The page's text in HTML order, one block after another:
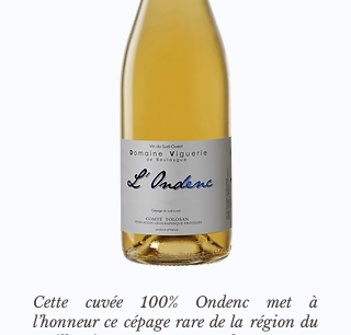
Cette cuvée 100% Ondenc met à
l’honneur ce cépage rare de la région du